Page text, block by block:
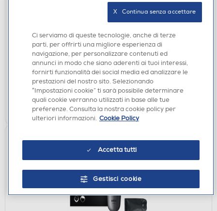
MODELLATORI E ARRICCIACAPELLI
BABYLISS - C451E-Nero/Rosa
€ 34,90
Acquisto online:disponibile
Ritiro in negozio in 30' gratuito:verifica
AGGIUNGI
Ci serviamo di queste tecnologie, anche di terze
parti, per offrirti una migliore esperienza di
navigazione, per personalizzare contenuti ed
annunci in modo che siano aderenti ai tuoi interessi,
fornirti funzionalità dei social media ed analizzare le
prestazioni del nostro sito. Selezionando
“Impostazioni cookie” ti sarà possibile determinare
quali cookie verranno utilizzati in base alle tue
preferenze. Consulta la nostra cookie policy per
ulteriori informazioni. Cookie Policy
Accetta tutti
Gestisci cookie
X   Continua senza accettare